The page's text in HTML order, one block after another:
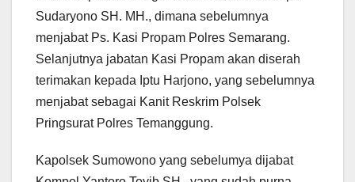
Sudaryono SH. MH., dimana sebelumnya
menjabat Ps. Kasi Propam Polres Semarang.
Selanjutnya jabatan Kasi Propam akan diserah
terimakan kepada Iptu Harjono, yang sebelumnya
menjabat sebagai Kanit Reskrim Polsek
Pringsurat Polres Temanggung.
Kapolsek Sumowono yang sebelumya dijabat